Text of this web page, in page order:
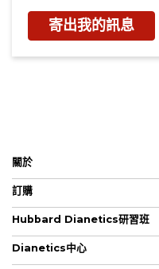
寄出我的訊息
關於
訂購
Hubbard Dianetics研習班
Dianetics中心